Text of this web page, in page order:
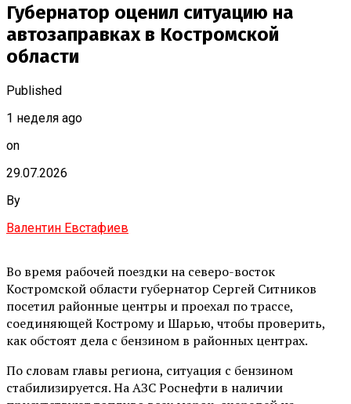
Губернатор оценил ситуацию на
автозаправках в Костромской
области
Published
1 неделя ago
on
29.07.2026
By
Валентин Евстафиев
Во время рабочей поездки на северо-восток
Костромской области губернатор Сергей Ситников
посетил районные центры и проехал по трассе,
соединяющей Кострому и Шарью, чтобы проверить,
как обстоят дела с бензином в районных центрах.
По словам главы региона, ситуация с бензином
стабилизируется. На АЗС Роснефти в наличии